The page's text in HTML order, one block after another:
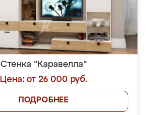
Стенка "Каравелла"
Цена: от 26 000 руб.
ПОДРОБНЕЕ